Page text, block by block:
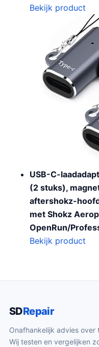
Bekijk product
USB-C-
(2 stuks),
aftershokz-
met Shokz
OpenRun/
Bekijk product
SDRepair
Onafhankelijk advies over
Wij testen en vergelijken